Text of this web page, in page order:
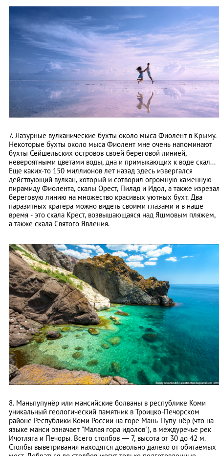
7. Лазурные вулканические бухты около мыса Фиолент в Крыму.
Некоторые бухты около мыса Фиолент мне очень напоминают
бухты Сейшельских островов своей береговой линией,
невероятными цветами воды, дна и примыкающих к воде скал...
Еще каких-то 150 миллионов лет назад здесь извергался
действующий вулкан, который и сотворил огромную каменную
пирамиду Фиолента, скалы Орест, Пилад и Идол, а также
береговую линию на множество красивых уютных бухт. Два
паразитных кратера можно видеть своими глазами и в наше
время - это скала Крест, возвышающаяся над Яшмовым пляжем,
а также скала Святого Явления.
8. Маньпупунёр или мансийские болваны в республике Коми
уникальный геологический памятник в Троицко-Печорском
районе Республики Коми России на горе Мань-Пупу-нёр (что на
языке манси означает "Малая гора идолов"), в междуречье рек
Ичотляга и Печоры. Всего столбов — 7, высота от 30 до 42 м.
Столбы выветривания находятся довольно далеко от обитаемых